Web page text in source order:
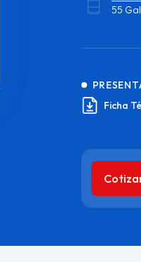
55 Gal
Ficha